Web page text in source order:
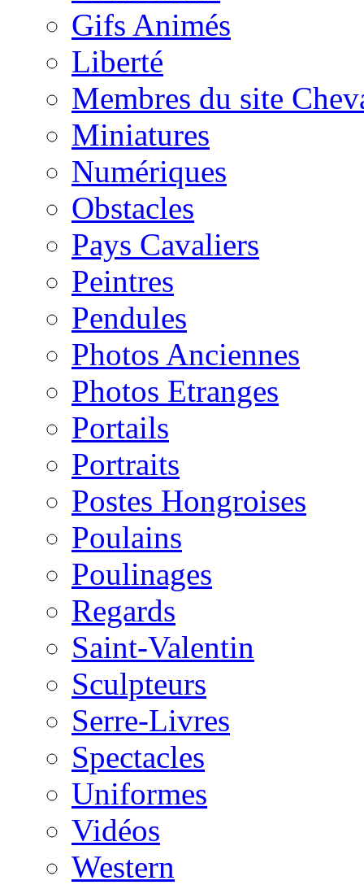
Gifs Animés
Liberté
Membres du site
Miniatures
Numériques
Obstacles
Pays Cavaliers
Peintres
Pendules
Photos Anciennes
Photos Etranges
Portails
Portraits
Postes Hongroises
Poulains
Poulinages
Regards
Saint-Valentin
Sculpteurs
Serre-Livres
Spectacles
Uniformes
Vidéos
Western